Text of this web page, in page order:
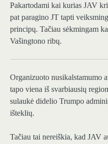
Pakartodami kai kurias JAV
pat paragino JT tapti
principų. Tačiau sėkmingam
Vašingtono ribų.
Organizuoto nusikalstamumo
tapo viena iš svarbiausių
sulaukė didelio Trumpo
išteklių.
Tačiau tai nereiškia, kad JAV